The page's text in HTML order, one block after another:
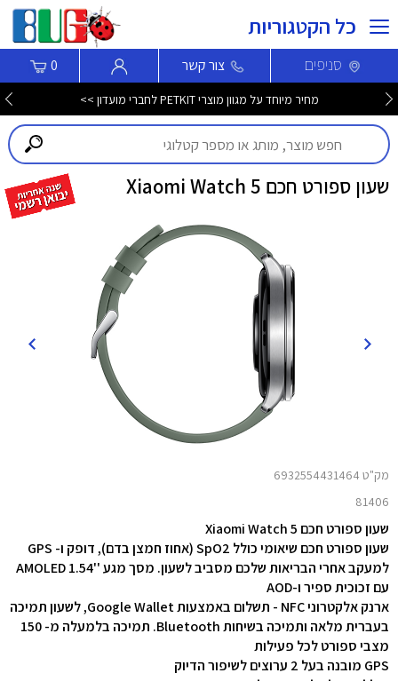
כל הקטגוריות
סניפים צור קשר 0
מחיר מיוחד על מגוון מוצרי PETKIT לחברי מועדון >>
שעון ספורט חכם Xiaomi Watch 5
מק"ט 6932554431464
81406
שעון ספורט חכם Xiaomi Watch 5
שעון ספורט חכם שיאומי כולל SpO2 (אחוז חמצן בדם), דופק ו- GPS
למעקב אחרי הבריאות שלכם מסביב לשעון. מסך מגע ''1.54 AMOLED
עם זכוכית ספיר ו-AOD
ארנק אלקטרוני NFC - תשלום באמצעות Google Wallet, לשעון תמיכה
בעברית מלאה ותמיכה בשיחות Bluetooth. תמיכה בלמעלה מ- 150
מצבי ספורט לכל פעילות
GPS מובנה בעל 2 ערוצים לשיפור הדיוק